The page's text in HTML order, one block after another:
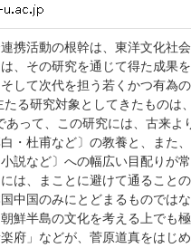
携活動の根幹は、東洋文化社
、その研究を通じて得た成果
して次代を担う若くかつ有為
る研究対象としてきたものは
って、この研究には、古来
・杜甫など〕の教養と、また
説など〕への幅広い目配りが
には、まことに避けて通るこ
中国のみにとどまるものでは
鮮半島の文化を考える上でも
府」などが、菅原道真をはじ